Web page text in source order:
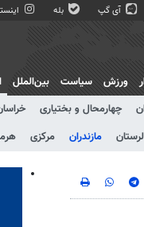
آی گپ بله
ورزش سیاست بین‌الملل
چهارمحال و بختیاری
لرستان مازندران مرکزی